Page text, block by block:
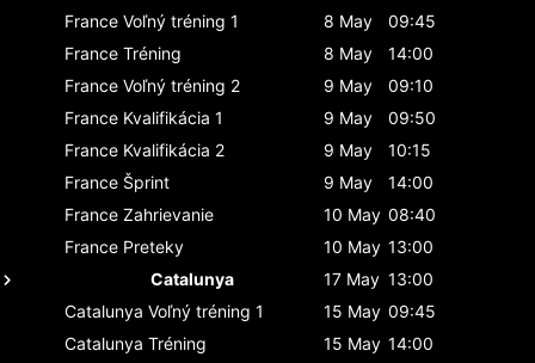
France Voľný tréning 1 8 May
09:45
France Tréning 8 May
14:00
France Voľný tréning 2 9 May
09:10
France Kvalifikácia 1 9 May
09:50
France Kvalifikácia 2 9 May
10:15
France Šprint 9 May
14:00
France Zahrievanie 10 May 08:40
France Preteky 10 May 13:00
Catalunya
17 May 13:00
Catalunya Voľný tréning 1 15 May 09:45
Catalunya Tréning 15 May 14:00